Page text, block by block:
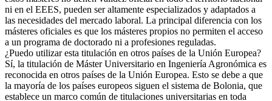
ni en el EEES, pueden ser altamente especializados y adaptados a
las necesidades del mercado laboral. La principal diferencia con los
másteres oficiales es que los másteres propios no permiten el acceso
a un programa de doctorado ni a profesiones reguladas.
¿Puedo utilizar esta titulación en otros países de la Unión Europea?
Sí, la titulación de Máster Universitario en Ingeniería Agronómica es
reconocida en otros países de la Unión Europea. Esto se debe a que
la mayoría de los países europeos siguen el sistema de Bolonia, que
establece un marco común de titulaciones universitarias en toda